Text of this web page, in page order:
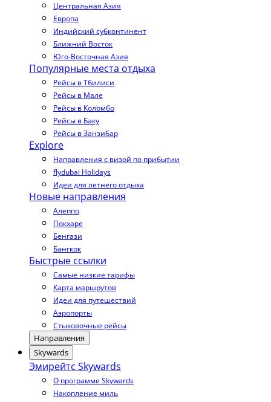
Центральная Азия
Европа
Индийский субконтинент
Ближний Восток
Юго-Восточная Азия
Популярные места отдыха
Рейсы в Тбилиси
Рейсы в Мале
Рейсы в Коломбо
Рейсы в Баку
Рейсы в Занзибар
Explore
Направления с визой по прибытии
flydubai Holidays
Идеи для летнего отдыха
Новые направления
Алеппо
Покхаре
Бенгази
Бангкок
Быстрые ссылки
Самые низкие тарифы
Карта маршрутов
Идеи для путешествий
Аэропорты
Стыковочные рейсы
Направления
Skywards
Эмирейтс Skywards
О программе Skywards
Накопление миль